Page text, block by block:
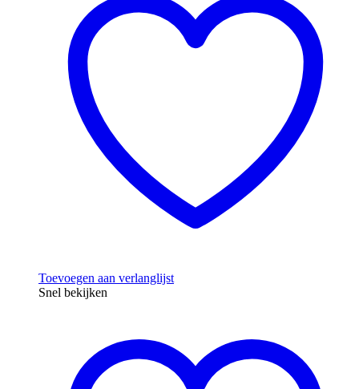
Toevoegen aan verlanglijst
Snel bekijken